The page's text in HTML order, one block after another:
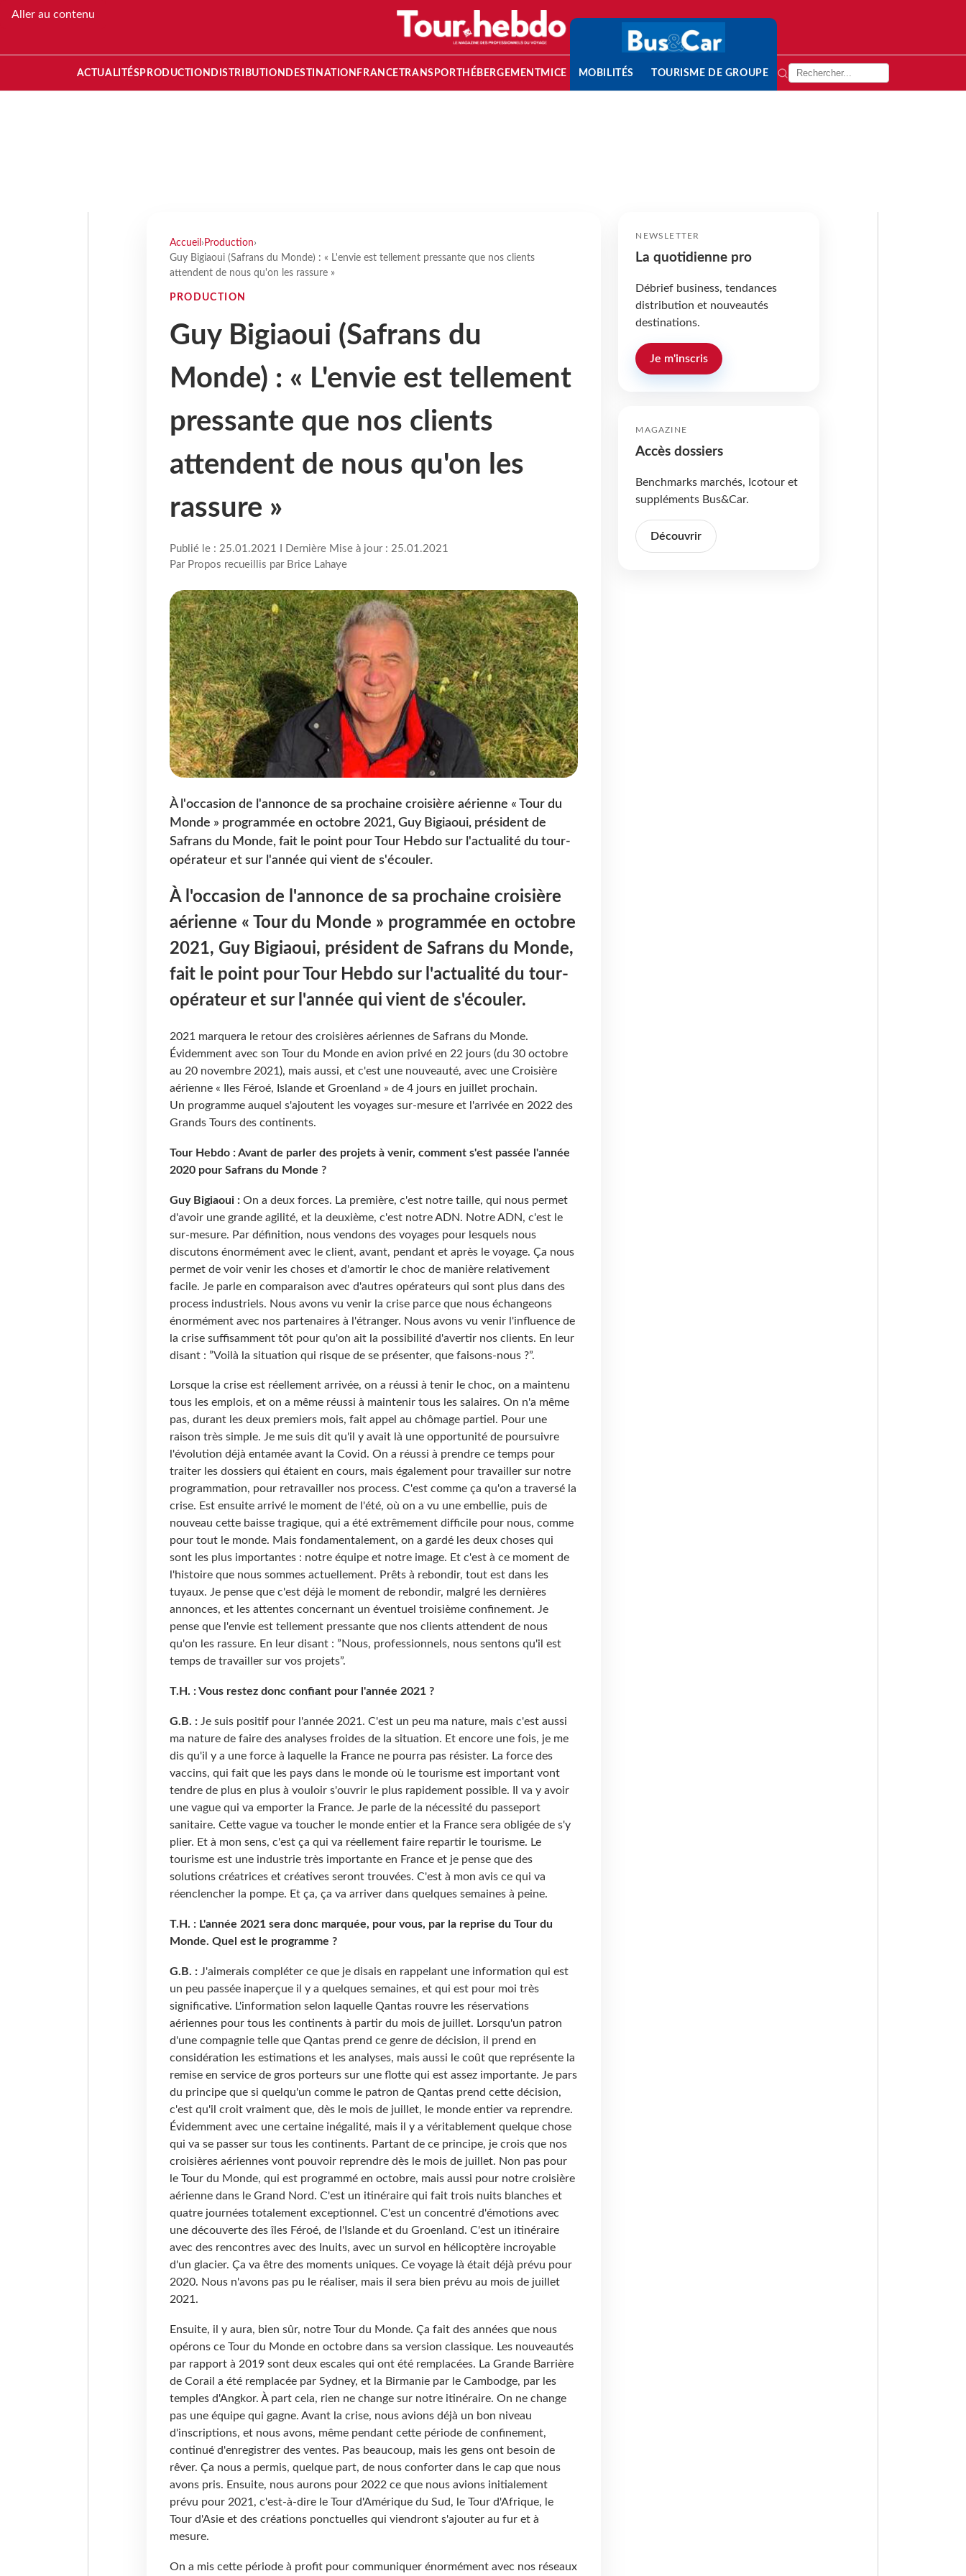
Aller au contenu
ACTUALITÉS PRODUCTION DISTRIBUTION DESTINATION FRANCETRANSPORT HÉBERGEMENTMICE MOBILITÉS TOURISME DE GROUPE
Accueil › Production›
Guy Bigiaoui (Safrans du Monde) : « L'envie est tellement pressante que nos clients
attendent de nous qu'on les rassure »
PRODUCTION
Guy Bigiaoui (Safrans du
Monde) : « L'envie est tellement
pressante que nos clients
attendent de nous qu'on les
rassure »
Publié le : 25.01.2021 I Dernière Mise à jour : 25.01.2021
Par Propos recueillis par Brice Lahaye
À l'occasion de l'annonce de sa prochaine croisière aérienne « Tour du
Monde » programmée en octobre 2021, Guy Bigiaoui, président de
Safrans du Monde, fait le point pour Tour Hebdo sur l'actualité du tour-
opérateur et sur l'année qui vient de s'écouler.
À l'occasion de l'annonce de sa prochaine croisière
aérienne « Tour du Monde » programmée en octobre
2021, Guy Bigiaoui, président de Safrans du Monde,
fait le point pour Tour Hebdo sur l'actualité du tour-
opérateur et sur l'année qui vient de s'écouler.
2021 marquera le retour des croisières aériennes de Safrans du Monde.
Évidemment avec son Tour du Monde en avion privé en 22 jours (du 30 octobre
au 20 novembre 2021), mais aussi, et c'est une nouveauté, avec une Croisière
aérienne « Iles Féroé, Islande et Groenland » de 4 jours en juillet prochain.
Un programme auquel s'ajoutent les voyages sur-mesure et l'arrivée en 2022 des
Grands Tours des continents.
Tour Hebdo : Avant de parler des projets à venir, comment s'est passée l'année
2020 pour Safrans du Monde ?
Guy Bigiaoui : On a deux forces. La première, c'est notre taille, qui nous permet
d'avoir une grande agilité, et la deuxième, c'est notre ADN. Notre ADN, c'est le
sur-mesure. Par définition, nous vendons des voyages pour lesquels nous
discutons énormément avec le client, avant, pendant et après le voyage. Ça nous
permet de voir venir les choses et d'amortir le choc de manière relativement
facile. Je parle en comparaison avec d'autres opérateurs qui sont plus dans des
process industriels. Nous avons vu venir la crise parce que nous échangeons
énormément avec nos partenaires à l'étranger. Nous avons vu venir l'influence de
la crise suffisamment tôt pour qu'on ait la possibilité d'avertir nos clients. En leur
disant : ”Voilà la situation qui risque de se présenter, que faisons-nous ?”.
Lorsque la crise est réellement arrivée, on a réussi à tenir le choc, on a maintenu
tous les emplois, et on a même réussi à maintenir tous les salaires. On n'a même
pas, durant les deux premiers mois, fait appel au chômage partiel. Pour une
raison très simple. Je me suis dit qu'il y avait là une opportunité de poursuivre
l'évolution déjà entamée avant la Covid. On a réussi à prendre ce temps pour
traiter les dossiers qui étaient en cours, mais également pour travailler sur notre
programmation, pour retravailler nos process. C'est comme ça qu'on a traversé la
crise. Est ensuite arrivé le moment de l'été, où on a vu une embellie, puis de
nouveau cette baisse tragique, qui a été extrêmement difficile pour nous, comme
pour tout le monde. Mais fondamentalement, on a gardé les deux choses qui
sont les plus importantes : notre équipe et notre image. Et c'est à ce moment de
l'histoire que nous sommes actuellement. Prêts à rebondir, tout est dans les
tuyaux. Je pense que c'est déjà le moment de rebondir, malgré les dernières
annonces, et les attentes concernant un éventuel troisième confinement. Je
pense que l'envie est tellement pressante que nos clients attendent de nous
qu'on les rassure. En leur disant : ”Nous, professionnels, nous sentons qu'il est
temps de travailler sur vos projets”.
T.H. : Vous restez donc confiant pour l'année 2021 ?
G.B. : Je suis positif pour l'année 2021. C'est un peu ma nature, mais c'est aussi
ma nature de faire des analyses froides de la situation. Et encore une fois, je me
dis qu'il y a une force à laquelle la France ne pourra pas résister. La force des
vaccins, qui fait que les pays dans le monde où le tourisme est important vont
tendre de plus en plus à vouloir s'ouvrir le plus rapidement possible. Il va y avoir
une vague qui va emporter la France. Je parle de la nécessité du passeport
sanitaire. Cette vague va toucher le monde entier et la France sera obligée de s'y
plier. Et à mon sens, c'est ça qui va réellement faire repartir le tourisme. Le
tourisme est une industrie très importante en France et je pense que des
solutions créatrices et créatives seront trouvées. C'est à mon avis ce qui va
réenclencher la pompe. Et ça, ça va arriver dans quelques semaines à peine.
T.H. : L'année 2021 sera donc marquée, pour vous, par la reprise du Tour du
Monde. Quel est le programme ?
G.B. :J'aimerais compléter ce que je disais en rappelant une information qui est
un peu passée inaperçue il y a quelques semaines, et qui est pour moi très
significative. L'information selon laquelle Qantas rouvre les réservations
aériennes pour tous les continents à partir du mois de juillet. Lorsqu'un patron
d'une compagnie telle que Qantas prend ce genre de décision, il prend en
considération les estimations et les analyses, mais aussi le coût que représente la
remise en service de gros porteurs sur une flotte qui est assez importante. Je pars
du principe que si quelqu'un comme le patron de Qantas prend cette décision,
c'est qu'il croit vraiment que, dès le mois de juillet, le monde entier va reprendre.
Évidemment avec une certaine inégalité, mais il y a véritablement quelque chose
qui va se passer sur tous les continents. Partant de ce principe, je crois que nos
croisières aériennes vont pouvoir reprendre dès le mois de juillet. Non pas pour
le Tour du Monde, qui est programmé en octobre, mais aussi pour notre croisière
aérienne dans le Grand Nord. C'est un itinéraire qui fait trois nuits blanches et
quatre journées totalement exceptionnel. C'est un concentré d'émotions avec
une découverte des îles Féroé, de l'Islande et du Groenland. C'est un itinéraire
avec des rencontres avec des Inuits, avec un survol en hélicoptère incroyable
d'un glacier. Ça va être des moments uniques. Ce voyage là était déjà prévu pour
2020. Nous n'avons pas pu le réaliser, mais il sera bien prévu au mois de juillet
2021.
Ensuite, il y aura, bien sûr, notre Tour du Monde. Ça fait des années que nous
opérons ce Tour du Monde en octobre dans sa version classique. Les nouveautés
par rapport à 2019 sont deux escales qui ont été remplacées. La Grande Barrière
de Corail a été remplacée par Sydney, et la Birmanie par le Cambodge, par les
temples d'Angkor. À part cela, rien ne change sur notre itinéraire. On ne change
pas une équipe qui gagne. Avant la crise, nous avions déjà un bon niveau
d'inscriptions, et nous avons, même pendant cette période de confinement,
continué d'enregistrer des ventes. Pas beaucoup, mais les gens ont besoin de
rêver. Ça nous a permis, quelque part, de nous conforter dans le cap que nous
avons pris. Ensuite, nous aurons pour 2022 ce que nous avions initialement
prévu pour 2021, c'est-à-dire le Tour d'Amérique du Sud, le Tour d'Afrique, le
Tour d'Asie et des créations ponctuelles qui viendront s'ajouter au fur et à
mesure.
On a mis cette période à profit pour communiquer énormément avec nos réseaux
NEWSLETTER
La quotidienne pro
Débrief business, tendances
distribution et nouveautés
destinations.
Je m'inscris
MAGAZINE
Accès dossiers
Benchmarks marchés, Icotour et
suppléments Bus&Car.
Découvrir